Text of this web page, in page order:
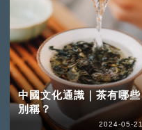
中國文化通識｜茶有哪些
別稱？
2024-05-21